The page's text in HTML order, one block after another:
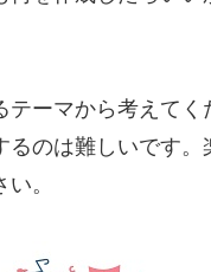
ーマから考えてく
のは難しいです
。